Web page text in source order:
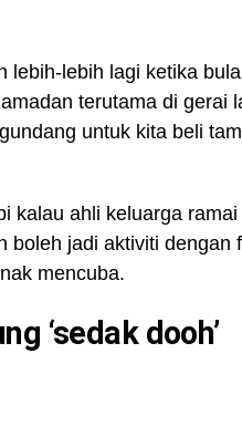
lebih-lebih lagi ketika
terutama di gerai
untuk kita beli
kalau ahli keluarga
boleh jadi aktiviti dengan
mencuba.
‘sedak dooh’